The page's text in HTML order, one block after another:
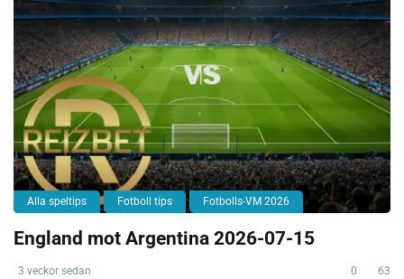
Alla speltips Fotboll tips Fotbolls-VM 2026
England mot Argentina 2026-07-15
3 veckor sedan 0 63